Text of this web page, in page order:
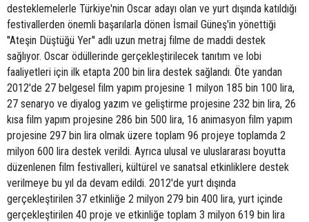
desteklemelerle Türkiye'nin Oscar adayı olan ve yurt dışında katıldığı
festivallerden önemli başarılarla dönen İsmail Güneş'in yönettiği
''Ateşin Düştüğü Yer'' adlı uzun metraj filme de maddi destek
sağlıyor. Oscar ödüllerinde gerçekleştirilecek tanıtım ve lobi
faaliyetleri için ilk etapta 200 bin lira destek sağlandı. Öte yandan
2012'de 27 belgesel film yapım projesine 1 milyon 185 bin 100 lira,
27 senaryo ve diyalog yazım ve geliştirme projesine 232 bin lira, 26
kısa film yapım projesine 286 bin 500 lira, 16 animasyon film yapım
projesine 297 bin lira olmak üzere toplam 96 projeye toplamda 2
milyon 600 lira destek verildi. Ayrıca ulusal ve uluslararası boyutta
düzenlenen film festivalleri, kültürel ve sanatsal etkinliklere destek
verilmeye bu yıl da devam edildi. 2012'de yurt dışında
gerçekleştirilen 37 etkinliğe 2 milyon 279 bin 400 lira, yurt içinde
gerçekleştirilen 40 proje ve etkinliğe toplam 3 milyon 619 bin lira